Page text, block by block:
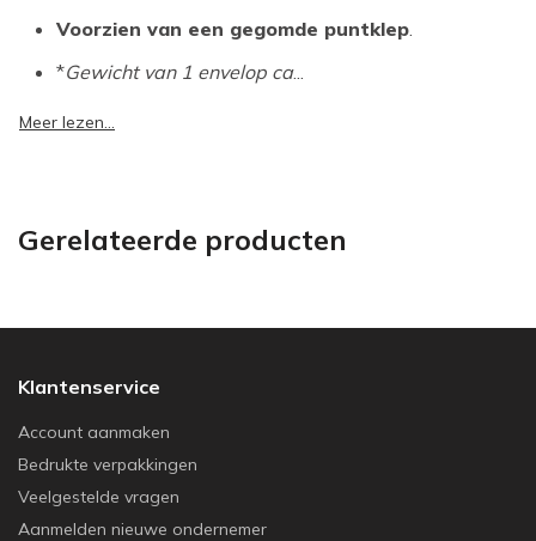
Voorzien van een gegomde puntklep.
*Gewicht van 1 envelop ca...
Meer lezen...
Gerelateerde producten
Klantenservice
Account aanmaken
Bedrukte verpakkingen
Veelgestelde vragen
Aanmelden nieuwe ondernemer